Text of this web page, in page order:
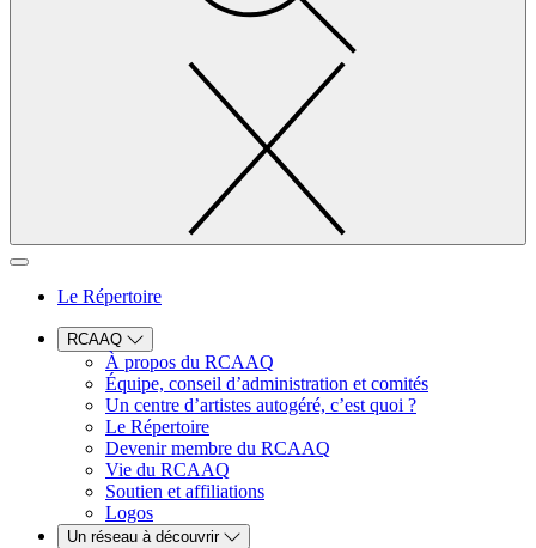
Le Répertoire
RCAAQ
À propos du RCAAQ
Équipe, conseil d’administration et comités
Un centre d’artistes autogéré, c’est quoi ?
Le Répertoire
Devenir membre du RCAAQ
Vie du RCAAQ
Soutien et affiliations
Logos
Un réseau à découvrir